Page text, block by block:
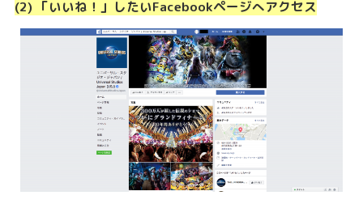
(2) 「いいね！」したいFacebookページへアクセス